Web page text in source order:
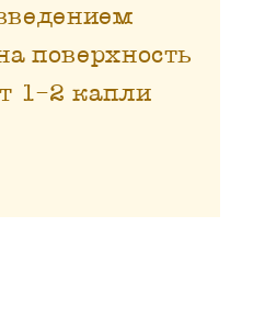
поверхность
1–2 капли